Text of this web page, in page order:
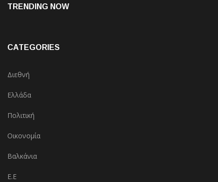
TRENDING NOW
CATEGORIES
Διεθνή
Ελλάδα
Πολιτική
Οικονομία
Βαλκάνια
Ε.Ε